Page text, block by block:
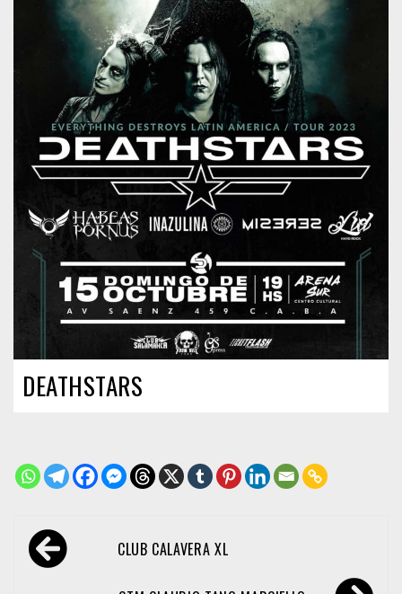
DEATHSTARS
Navegación
de CLUB CALAVERA XL